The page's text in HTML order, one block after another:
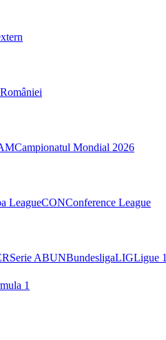
Campionatul Mondial 2026
LeagueCONConference League
Serie ABUNBundesligaLIGLigue 1
1